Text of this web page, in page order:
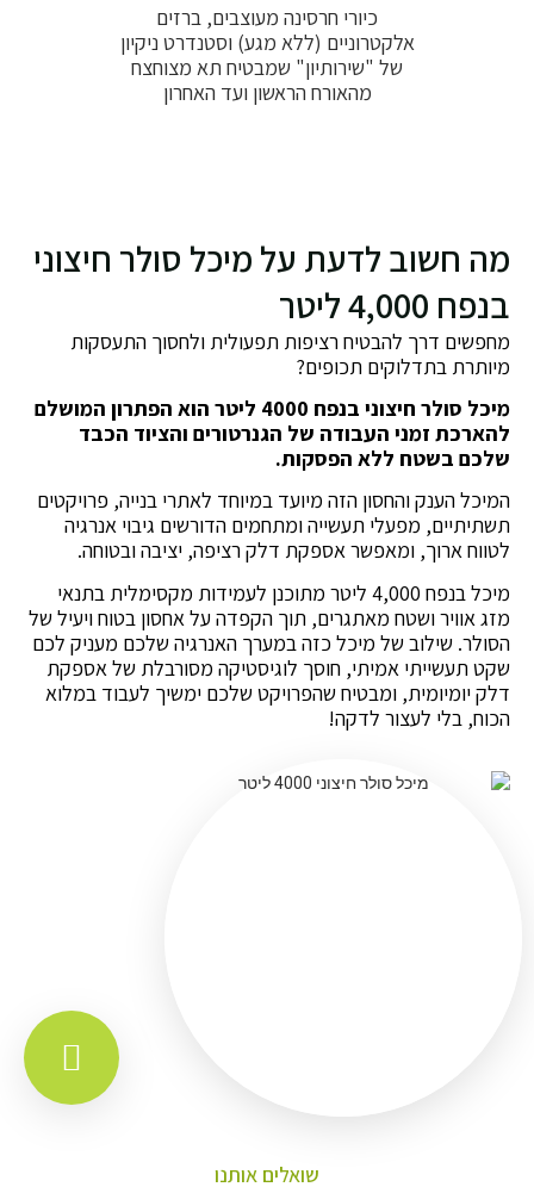
כיורי חרסינה מעוצבים, ברזים
אלקטרוניים (ללא מגע) וסטנדרט ניקיון
של "שירותיון" שמבטיח תא מצוחצח
מהאורח הראשון ועד האחרון
מה חשוב לדעת על מיכל סולר חיצוני
בנפח 4,000 ליטר
מחפשים דרך להבטיח רציפות תפעולית ולחסוך התעסקות
מיותרת בתדלוקים תכופים?
מיכל סולר חיצוני בנפח 4000 ליטר הוא הפתרון המושלם
להארכת זמני העבודה של הגנרטורים והציוד הכבד
שלכם בשטח ללא הפסקות.
המיכל הענק והחסון הזה מיועד במיוחד לאתרי בנייה, פרויקטים
תשתיתיים, מפעלי תעשייה ומתחמים הדורשים גיבוי אנרגיה
לטווח ארוך, ומאפשר אספקת דלק רציפה, יציבה ובטוחה.
מיכל בנפח 4,000 ליטר מתוכנן לעמידות מקסימלית בתנאי
מזג אוויר ושטח מאתגרים, תוך הקפדה על אחסון בטוח ויעיל של
הסולר. שילוב של מיכל כזה במערך האנרגיה שלכם מעניק לכם
שקט תעשייתי אמיתי, חוסך לוגיסטיקה מסורבלת של אספקת
דלק יומיומית, ומבטיח שהפרויקט שלכם ימשיך לעבוד במלוא
הכוח, בלי לעצור לדקה!
שואלים אותנו